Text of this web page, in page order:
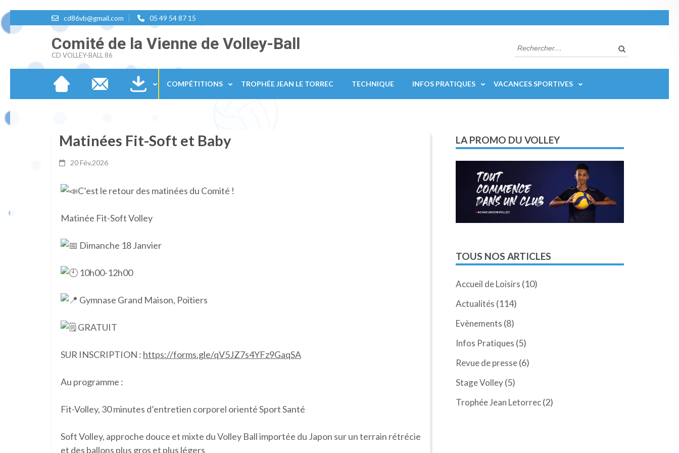
au
Entrée)
cd86vb@gmail.com 05 49 54 87 15
Comité de la Vienne de Volley-Ball
CD VOLLEY-BALL 86
Rechercher :
COMPÉTITIONS TROPHÉE JEAN LE TORREC TECHNIQUE INFOS PRATIQUES VACANCES SPORTIVES
Matinées Fit-Soft et Baby
20 Fév,2026
C’est le retour des matinées du Comité !
Matinée Fit-Soft Volley
Dimanche 18 Janvier
10h00-12h00
Gymnase Grand Maison, Poitiers
GRATUIT
SUR INSCRIPTION : https://forms.gle/qV5JZ7s4YFz9GaqSA
Au programme :
Fit-Volley, 30 minutes d’entretien corporel orienté Sport Santé
Soft Volley, approche douce et mixte du Volley Ball importée du Japon sur un terrain rétrécie
et des ballons plus gros et plus légers
LA PROMO DU VOLLEY
TOUS NOS ARTICLES
Accueil de Loisirs (10)
Actualités (114)
Evènements (8)
Infos Pratiques (5)
Revue de presse(6)
Stage Volley(5)
Trophée Jean Letorrec(2)